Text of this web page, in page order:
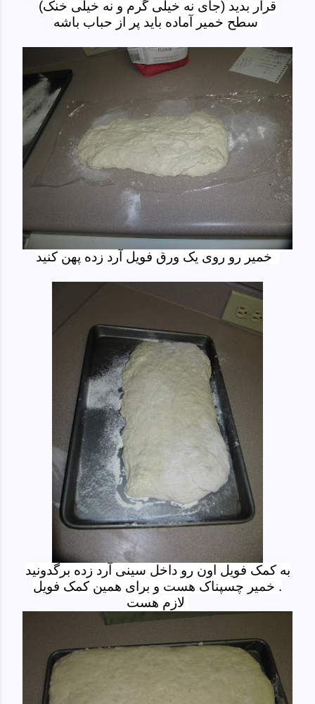
قرار بدید (جای نه خیلی گرم و نه خیلی خنک)
به کمک فویل اون رو داخل سینی آرد زده برگدونید
. خمیر چسپناک هست و برای همین کمک فویل